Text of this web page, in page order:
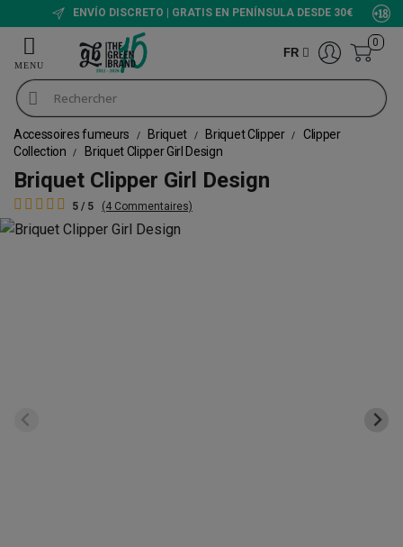
ENVÍO DISCRETO | GRATIS EN PENÍNSULA DESDE 30€
FR
0
Accessoires fumeurs Briquet Briquet Clipper
Clipper
Collection
Briquet Clipper Girl Design
Briquet Clipper Girl Design
5 / 5 (4 Commentaires)